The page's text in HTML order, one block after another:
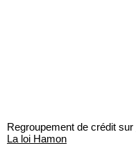
Regroupement de crédit sur
La loi Hamon